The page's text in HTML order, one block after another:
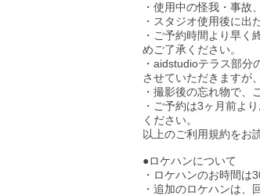
・使用中の怪我・事故
・スタジオ使用後に出
・ご予約時間より早
めご了承ください。
・aidstudioテラス部分
させていただきますが
・撮影後の忘れ物で、
・ご予約は3ヶ月前よ
ください。
以上のご利用規約をお
●ロケハンについて
・ロケハンのお時間は
・ 追加のロケハンは、